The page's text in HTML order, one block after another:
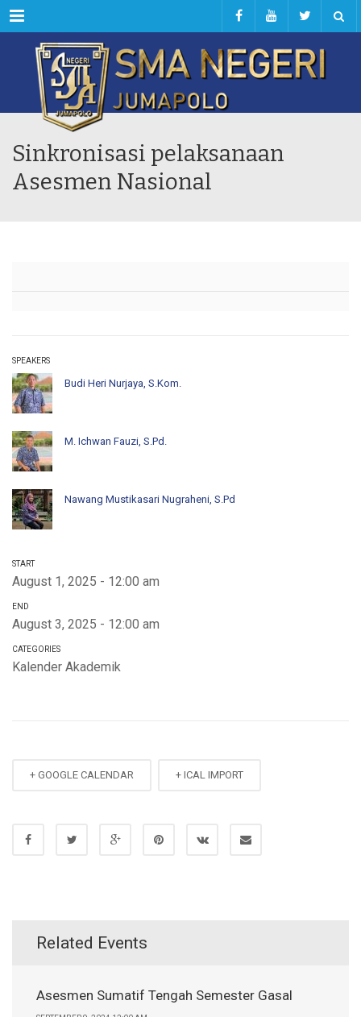
Menu
Sinkronisasi pelaksanaan
Asesmen Nasional
SPEAKERS
Budi Heri Nurjaya, S.Kom.
M. Ichwan Fauzi, S.Pd.
Nawang Mustikasari Nugraheni, S.Pd
START
August 1, 2025 - 12:00 am
END
August 3, 2025 - 12:00 am
CATEGORIES
Kalender Akademik
+ GOOGLE CALENDAR + ICAL IMPORT
Related Events
Asesmen Sumatif Tengah Semester Gasal